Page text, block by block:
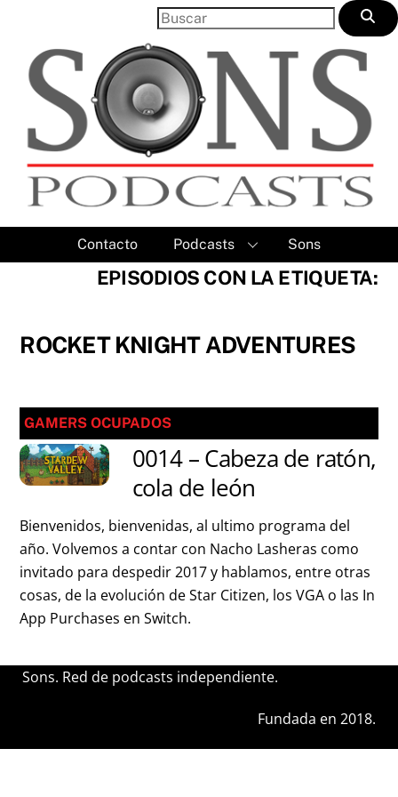
content
Contacto Podcasts Sons
EPISODIOS CON LA ETIQUETA:
ROCKET KNIGHT ADVENTURES
GAMERS OCUPADOS
0014 – Cabeza de ratón,
cola de león
Bienvenidos, bienvenidas, al ultimo programa del
año. Volvemos a contar con Nacho Lasheras como
invitado para despedir 2017 y hablamos, entre otras
cosas, de la evolución de Star Citizen, los VGA o las In
App Purchases en Switch.
Sons. Red de podcasts independiente.
Fundada en 2018.